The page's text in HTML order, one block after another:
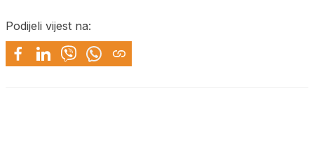
Podijeli vijest na: